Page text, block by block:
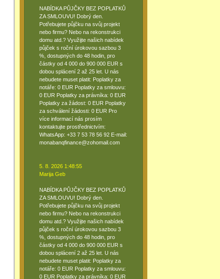
NABÍDKA PŮJČKY BEZ POPLATKŮ
ZA SMLOUVU! Dobrý den.
Potřebujete půjčku na svůj projekt
nebo firmu? Nebo na rekonstrukci
domu atd.? Využijte našich nabídek
půjček s roční úrokovou sazbou 3
%, dostupných do 48 hodin, pro
částky od 4 000 do 900 000 EUR s
dobou splácení 2 až 25 let. U nás
nebudete muset platit: Poplatky za
notáře: 0 EUR Poplatky za smlouvu:
0 EUR Poplatky za právníka: 0 EUR
Poplatky za žádost: 0 EUR Poplatky
za schválení žádosti: 0 EUR Pro
více informací nás prosím
kontaktujte prostřednictvím:
WhatsApp: +33 7 53 78 56 92 E-mail:
monabanqfinance@zohomail.com
5. 8. 2026 1:48:55
Marija Geb
NABÍDKA PŮJČKY BEZ POPLATKŮ
ZA SMLOUVU! Dobrý den.
Potřebujete půjčku na svůj projekt
nebo firmu? Nebo na rekonstrukci
domu atd.? Využijte našich nabídek
půjček s roční úrokovou sazbou 3
%, dostupných do 48 hodin, pro
částky od 4 000 do 900 000 EUR s
dobou splácení 2 až 25 let. U nás
nebudete muset platit: Poplatky za
notáře: 0 EUR Poplatky za smlouvu:
0 EUR Poplatky za právníka: 0 EUR